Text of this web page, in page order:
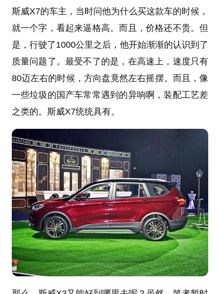
斯威X7的车主，当时问他为什么买这款车的时候，
就一个字，看起来逼格高。而且，价格还不贵。但
是，行驶了1000公里之后，他开始渐渐的认识到了
质量问题了。最受不了的是，在高速上，速度只有
80迈左右的时候，方向盘竟然左右摇摆。而且，像
一些垃圾的国产车常常遇到的异响啊，装配工艺差
之类的。斯威X7统统具有。